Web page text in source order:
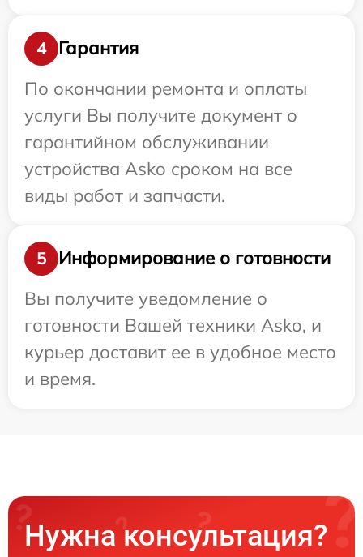
4
Гарантия
По окончании ремонта и оплаты
услуги Вы получите документ о
гарантийном обслуживании
устройства Asko сроком на все
виды работ и запчасти.
5
Информирование о готовности
Вы получите уведомление о
готовности Вашей техники Asko, и
курьер доставит ее в удобное место
и время.
Нужна консультация?